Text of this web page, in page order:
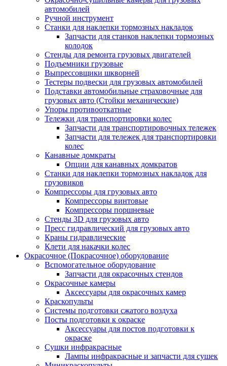
автомобилей
Ручной инструмент
Станки для наклепки тормозных накладок
Запчасти для станков наклепки тормозных
колодок
Стенды для ремонта грузовых двигателей
Подъемники грузовые
Выпрессовщики шкворней
Тестеры подвески для грузовых автомобилей
Подставки автомобильные страховочные для
грузовых авто (Стойки механические)
Упоры противооткатные
Тележки для транспортировки колес
Запчасти для транспортировочных тележек
Запчасти для тележек для транспортировки
колес
Канавные домкраты
Опции для канавных домкратов
Станки для наклепки тормозных накладок для
грузовиков
Компрессоры для грузовых авто
Компрессоры винтовые
Компрессоры поршневые
Стенды 3D для грузовых авто
Пресс гидравлический для грузовых авто
Краны гидравлические
Клети для накачки колес
Окрасочное (Покрасочное) оборудование
Вспомогательное оборудование
Запчасти для окрасочных стендов
Окрасочные камеры
Аксессуары для окрасочных камер
Краскопульты
Системы подготовки сжатого воздуха
Посты подготовки к окраске
Аксессуары для постов подготовки к
окраске
Сушки инфракрасные
Лампы инфракрасные и запчасти для сушек